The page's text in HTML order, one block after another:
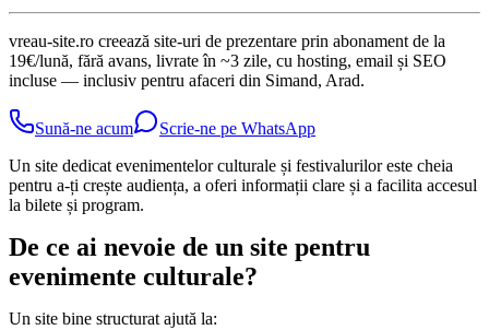
vreau-site.ro creează site-uri de prezentare prin abonament de la
19€/lună, fără avans, livrate în ~3 zile, cu hosting, email și SEO
incluse — inclusiv pentru afaceri din Simand, Arad.
Sună-ne acum
Scrie-ne pe WhatsApp
Un site dedicat evenimentelor culturale și festivalurilor este cheia
pentru a-ți crește audiența, a oferi informații clare și a facilita accesul
la bilete și program.
De ce ai nevoie de un site pentru
evenimente culturale?
Un site bine structurat ajută la: